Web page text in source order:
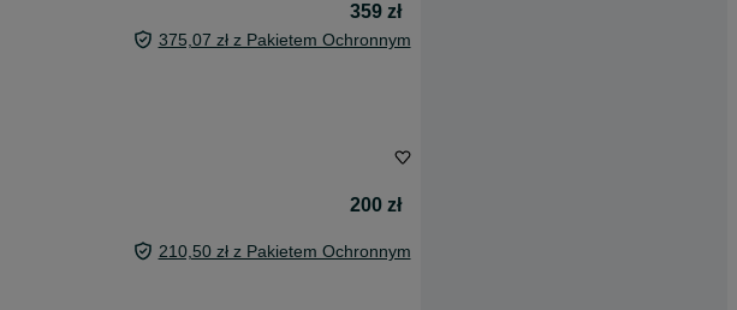
359 zł
375,07 zł z Pakietem Ochronnym
200 zł
210,50 zł z Pakietem Ochronnym